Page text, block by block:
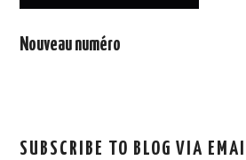
Nouveau numéro
SUBSCRIBE TO BLOG VIA